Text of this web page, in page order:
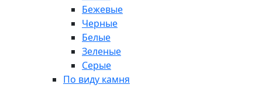
Бежевые
Черные
Белые
Зеленые
Серые
По виду камня